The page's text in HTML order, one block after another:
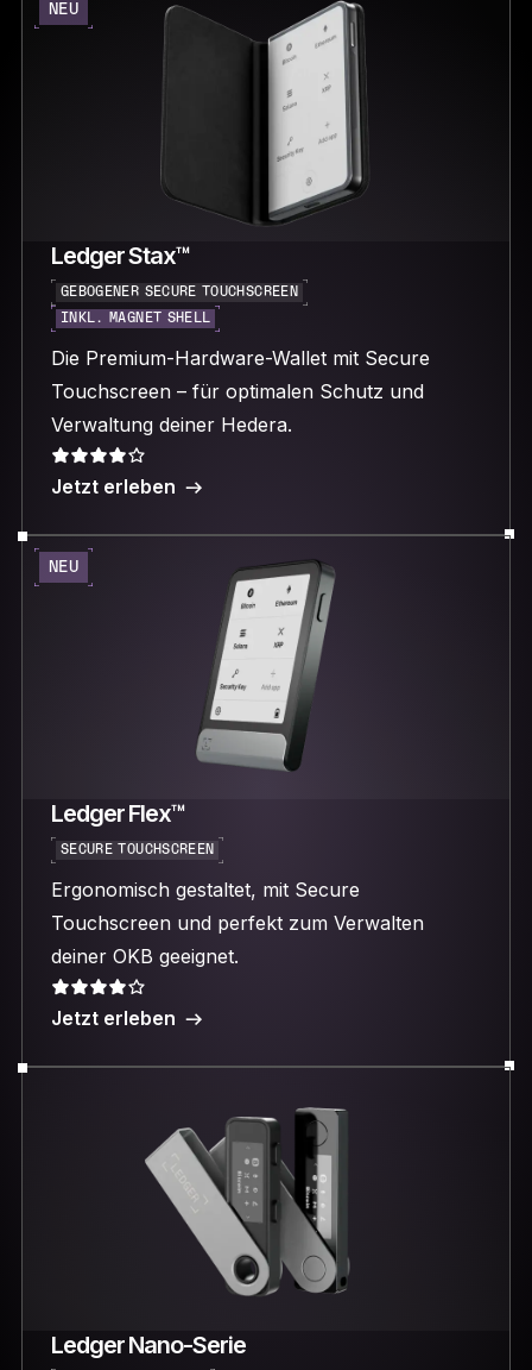
NEU
Ledger Stax™
GEBOGENER SECURE TOUCHSCREEN
INKL. MAGNET SHELL
Die Premium-Hardware-Wallet mit Secure
Touchscreen – für optimalen Schutz und
Verwaltung deiner Hedera.
Jetzt erleben
NEU
Ledger Flex™
SECURE TOUCHSCREEN
Ergonomisch gestaltet, mit Secure
Touchscreen und perfekt zum Verwalten
deiner OKB geeignet.
Jetzt erleben
Ledger Nano-Serie